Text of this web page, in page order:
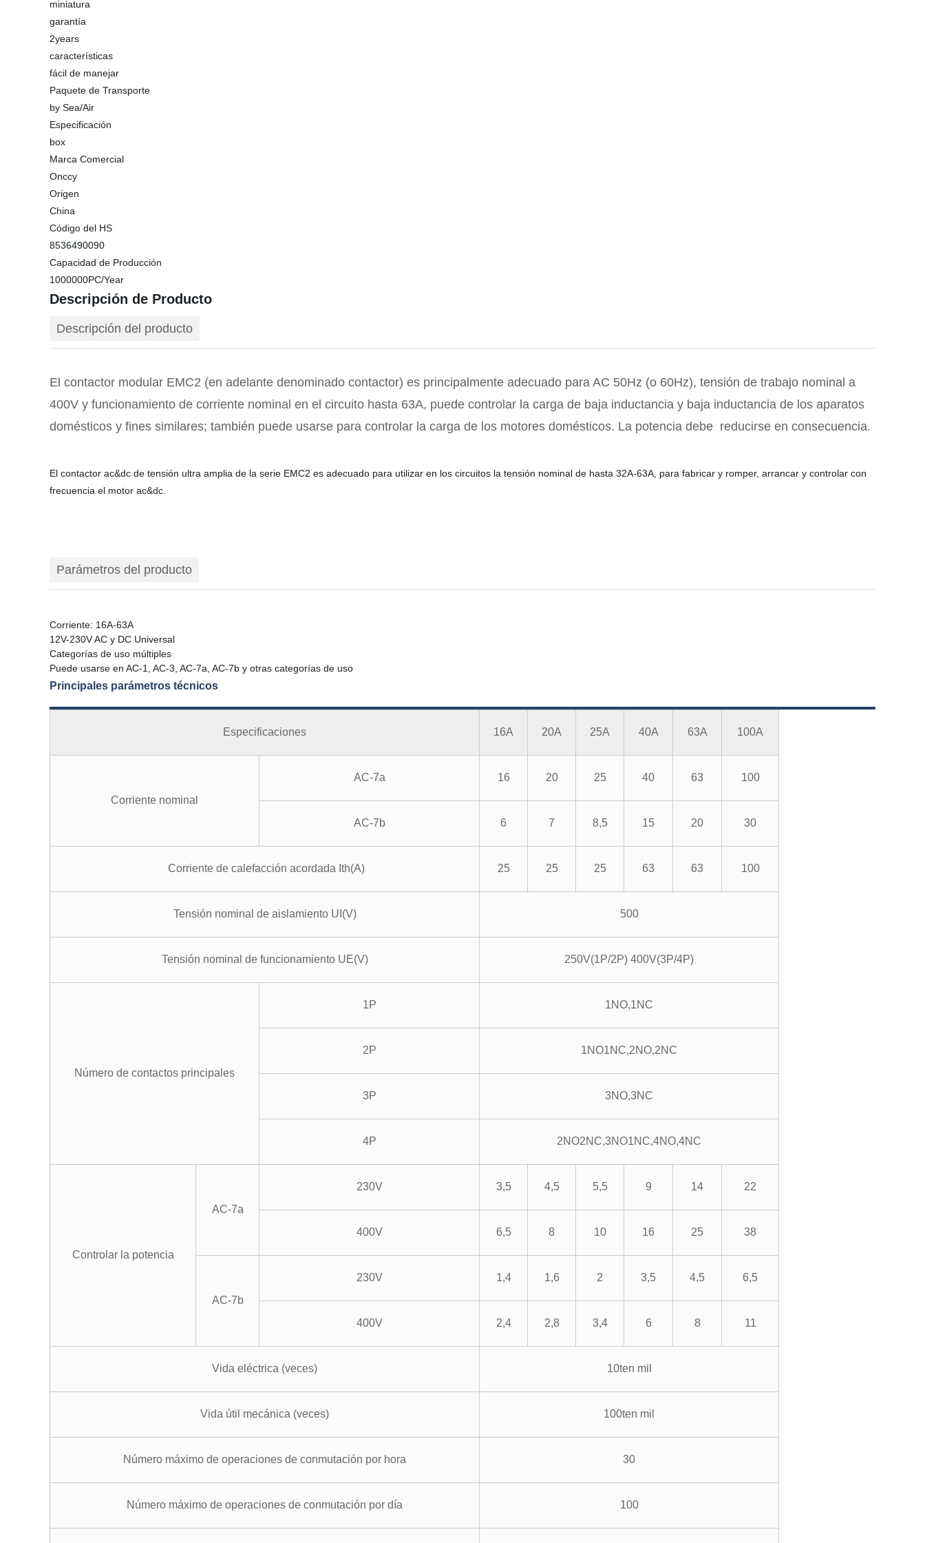
miniatura
garantía
2years
características
fácil de manejar
Paquete de Transporte
by Sea/Air
Especificación
box
Marca Comercial
Onccy
Origen
China
Código del HS
8536490090
Capacidad de Producción
1000000PC/Year
Descripción de Producto
Descripción del producto
El contactor modular EMC2 (en adelante denominado contactor) es principalmente adecuado para AC 50Hz (o 60Hz), tensión de trabajo nominal a
400V y funcionamiento de corriente nominal en el circuito hasta 63A, puede controlar la carga de baja inductancia y baja inductancia de los aparatos
domésticos y fines similares; también puede usarse para controlar la carga de los motores domésticos. La potencia debe reducirse en consecuencia.
El contactor ac&dc de tensión ultra amplia de la serie EMC2 es adecuado para utilizar en los circuitos la tensión nominal de hasta 32A-63A, para fabricar y romper, arrancar y controlar con
frecuencia el motor ac&dc.
Parámetros del producto
Corriente: 16A-63A
12V-230V AC y DC Universal
Categorías de uso múltiples
Puede usarse en AC-1, AC-3, AC-7a, AC-7b y otras categorías de uso
Principales parámetros técnicos
Especificaciones 16A 20A 25A 40A 63A 100A
Corriente nominal
AC-7a 16 20 25 40 63 100
AC-7b 6 7 8,5 15 20 30
Corriente de calefacción acordada Ith(A) 25 25 25 63 63 100
Tensión nominal de aislamiento UI(V) 500
Tensión nominal de funcionamiento UE(V) 250V(1P/2P) 400V(3P/4P)
Número de contactos principales
1P 1NO,1NC
2P 1NO1NC,2NO,2NC
3P 3NO,3NC
4P 2NO2NC,3NO1NC,4NO,4NC
Controlar la potencia
AC-7a
230V 3,5 4,5 5,5 9 14 22
400V 6,5 8 10 16 25 38
AC-7b
230V 1,4 1,6 2 3,5 4,5 6,5
400V 2,4 2,8 3,4 6 8 11
Vida eléctrica (veces) 10ten mil
Vida útil mecánica (veces) 100ten mil
Número máximo de operaciones de conmutación por hora 30
Número máximo de operaciones de conmutación por día 100